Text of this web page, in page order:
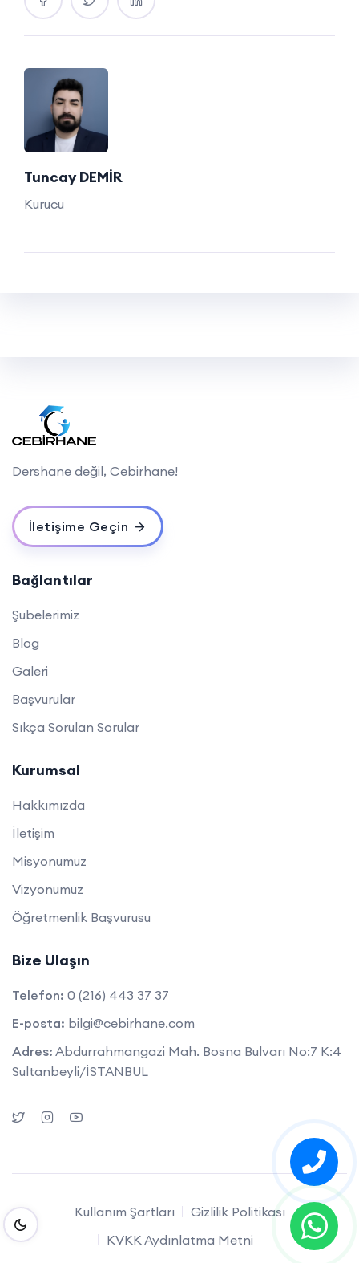
Tuncay DEMİR
Kurucu
Dershane değil, Cebirhane!
İletişime Geçin
Bağlantılar
Şubelerimiz
Blog
Galeri
Başvurular
Sıkça Sorulan Sorular
Kurumsal
Hakkımızda
İletişim
Misyonumuz
Vizyonumuz
Öğretmenlik Başvurusu
Bize Ulaşın
Telefon: 0 (216) 443 37 37
E-posta: bilgi@cebirhane.com
Adres: Abdurrahmangazi Mah. Bosna Bulvarı No:7 K:4
Sultanbeyli/İSTANBUL
Kullanım Şartları
Gizlilik Politikası
KVKK Aydınlatma Metni